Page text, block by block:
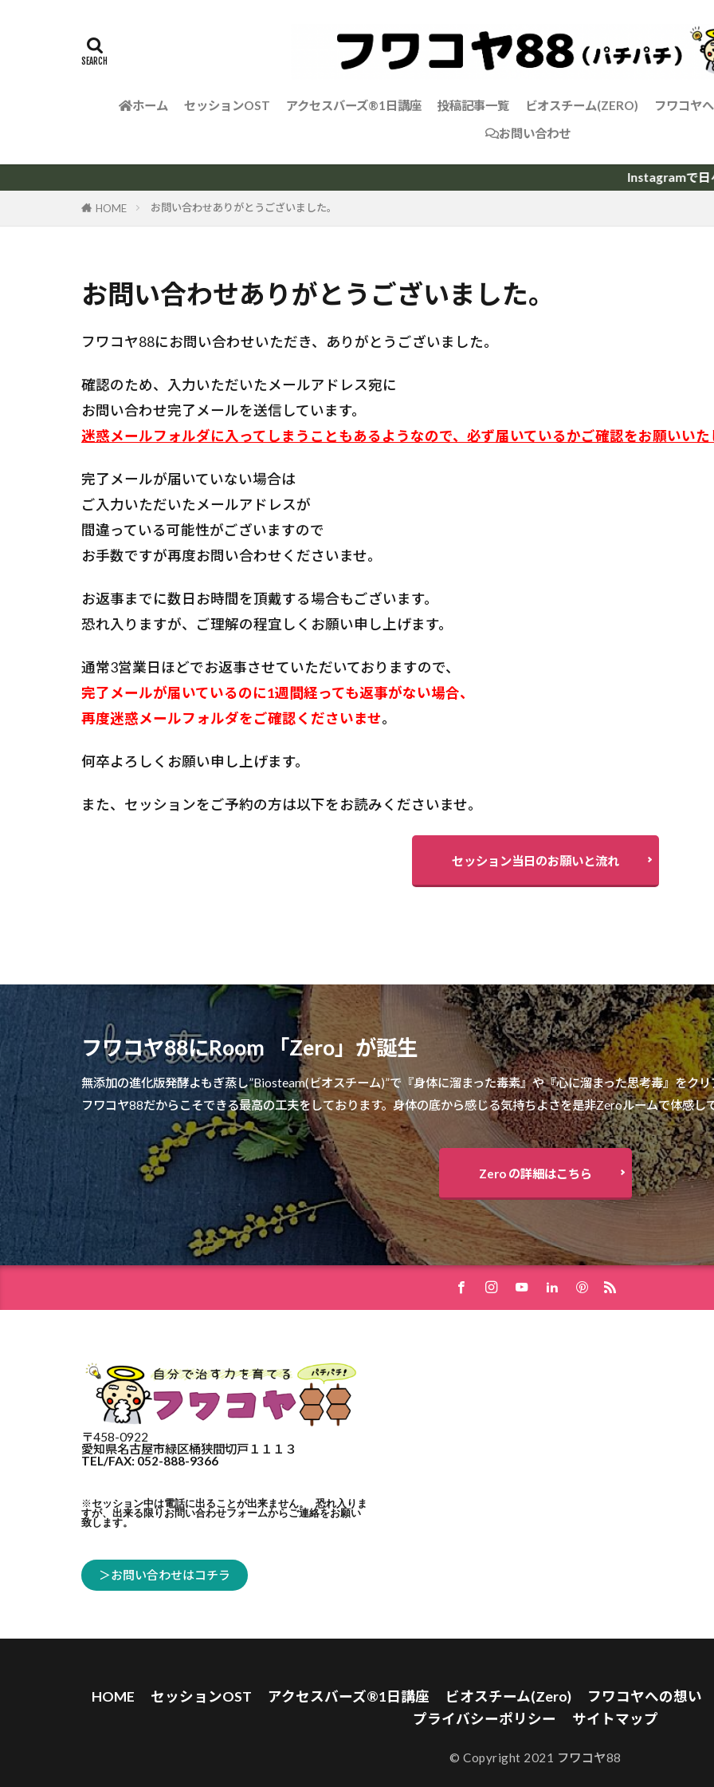
ホーム セッションOST アクセスバーズ®1日講座 投稿記事一覧 ビオスチーム(ZERO) フワコヤ
お問い合わせ
Instagramで日々に役立
HOME お問い合わせありがとうございました。
お問い合わせありがとうございました。
フワコヤ88にお問い合わせいただき、ありがとうございました。
確認のため、入力いただいたメールアドレス宛に
お問い合わせ完了メールを送信しています。
迷惑メールフォルダに入ってしまうこともあるようなので、必ず届いているかご確認をお願いいた
完了メールが届いていない場合は
ご入力いただいたメールアドレスが
間違っている可能性がございますので
お手数ですが再度お問い合わせくださいませ。
お返事までに数日お時間を頂戴する場合もございます。
恐れ入りますが、ご理解の程宜しくお願い申し上げます。
通常3営業日ほどでお返事させていただいておりますので、
完了メールが届いているのに1週間経っても返事がない場合、
再度迷惑メールフォルダをご確認くださいませ。
何卒よろしくお願い申し上げます。
また、セッションをご予約の方は以下をお読みくださいませ。
セッション当日のお願いと流れ
フワコヤ88にRoom 「Zero」が誕生
無添加の進化版発酵よもぎ蒸し”Biosteam(ビオスチーム)”で『身体に溜まった毒素』や『心に溜まった思考毒』をクリ
フワコヤ88だからこそできる最高の工夫をしております。身体の底から感じる気持ちよさを是非Zeroルームで体感し
Zero の詳細はこちら
〒458-0922
愛知県名古屋市緑区桶狭間切戸１１１３
TEL/FAX: 052-888-9366
※セッション中は電話に出ることが出来ません。 恐れ入りま
すが、出来る限りお問い合わせフォームからご連絡をお願い
致します。
＞お問い合わせはコチラ
HOME セッションOST アクセスバーズ®1日講座 ビオスチーム(Zero) フワコヤへの想い
プライバシーポリシー
サイトマップ
© Copyright 2021 フワコヤ88